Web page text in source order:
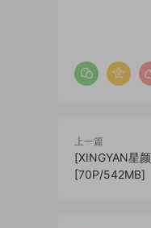
上一篇
[XINGYAN星
[70P/542MB]